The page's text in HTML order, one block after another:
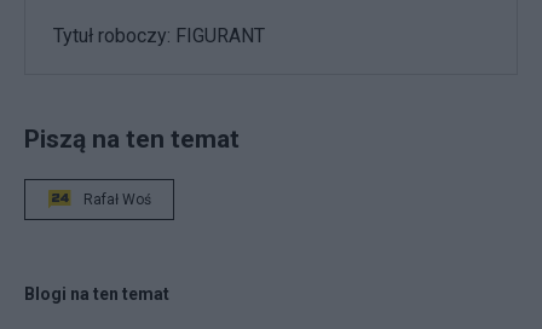
Tytuł roboczy: FIGURANT
Piszą na ten temat
Rafał Woś
Blogi na ten temat